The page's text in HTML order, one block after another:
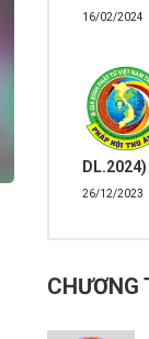
16/02/2024
DL.2024)
26/12/2023
CHƯƠNG